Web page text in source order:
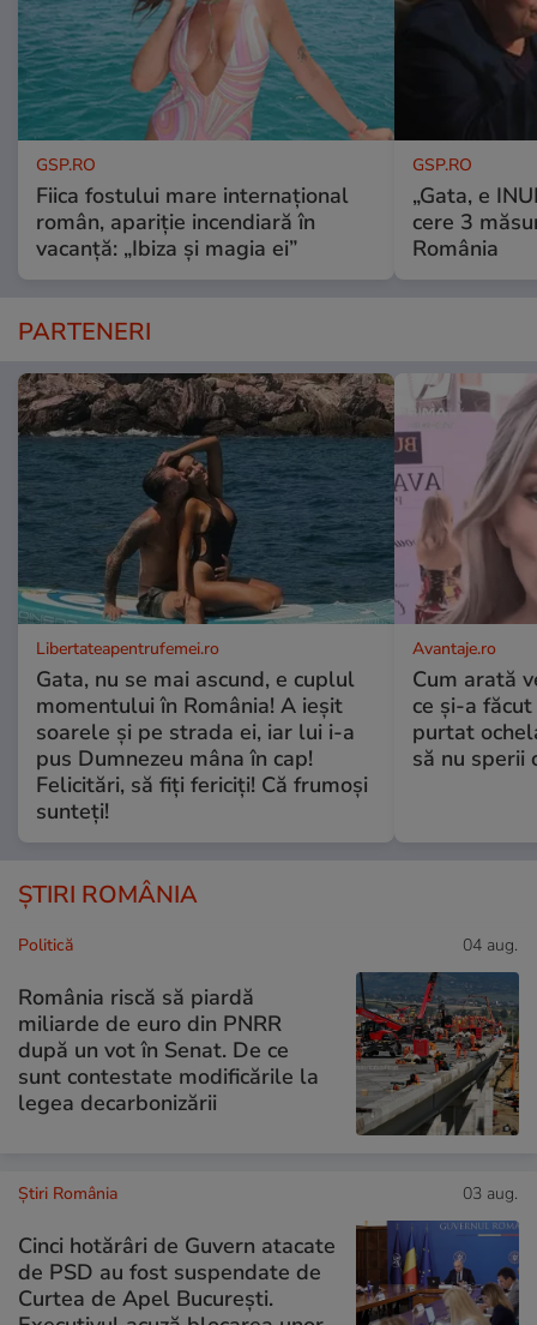
GSP.RO
Fiica fostului mare internațional
român, apariție incendiară în
vacanță: „Ibiza și magia ei”
GSP.RO
„Gata, e
cere 3
România
PARTENERI
Libertateapentrufemei.ro
Gata, nu se mai ascund, e cuplul
momentului în România! A ieșit
soarele și pe strada ei, iar lui i-a
pus Dumnezeu mâna în cap!
Felicitări, să fiți fericiți! Că frumoși
sunteți!
Avantaje.ro
Cum arată
ce și-a
purtat
să nu sperii
ȘTIRI ROMÂNIA
Politică 04 aug.
România riscă să piardă
miliarde de euro din PNRR
după un vot în Senat. De ce
sunt contestate modificările la
legea decarbonizării
Știri România 03 aug.
Cinci hotărâri de Guvern atacate
de PSD au fost suspendate de
Curtea de Apel București.